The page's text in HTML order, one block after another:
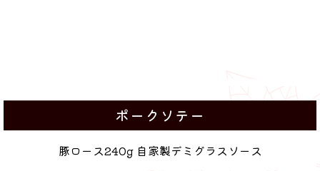
ポークソテー
豚ロース240g 自家製デミグラスソース